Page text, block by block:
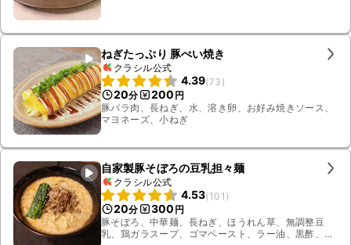
ねぎたっぷり 豚ぺい焼き
クラシル公式
4.39(73 )
20分 200 円
豚バラ肉、長ねぎ、水、溶き卵、お好み焼きソース、
マヨネーズ、小ねぎ
自家製豚そぼろの豆乳担々麺
クラシル公式
4.53(101 )
20分 300 円
豚そぼろ、中華麺、長ねぎ、ほうれん草、無調整豆
乳、鶏ガラスープ、ゴマペースト、ラー油、黒酢、豆